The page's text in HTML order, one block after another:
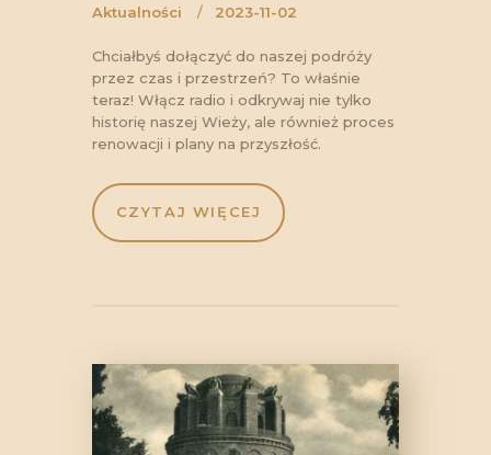
Aktualności 2023-11-02
Chciałbyś dołączyć do naszej podróży
przez czas i przestrzeń? To właśnie
teraz! Włącz radio i odkrywaj nie tylko
historię naszej Wieży, ale również proces
renowacji i plany na przyszłość.
CZYTAJ WIĘCEJ